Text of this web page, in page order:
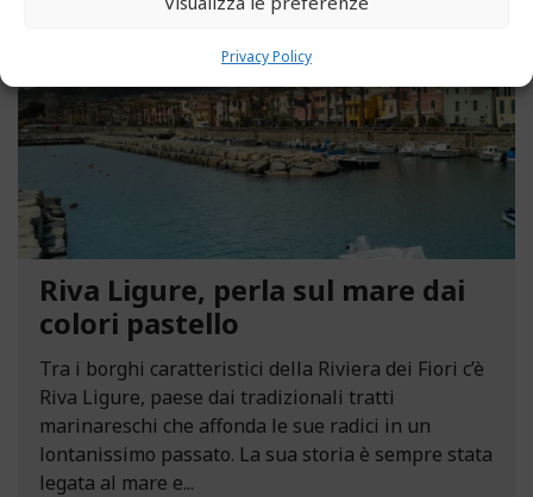
Privacy Policy
Riva Ligure, perla sul mare dai
colori pastello
Tra i borghi caratteristici della Riviera dei Fiori c’è
Riva Ligure, paese dai tradizionali tratti
marinareschi che affonda le sue radici in un
lontanissimo passato. La sua storia è sempre stata
legata al mare e...